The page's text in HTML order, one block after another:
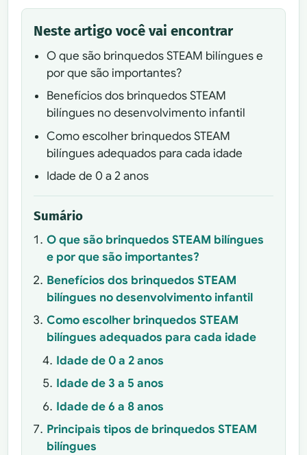
Neste artigo você vai encontrar
O que são brinquedos STEAM bilíngues e
por que são importantes?
Benefícios dos brinquedos STEAM
bilíngues no desenvolvimento infantil
Como escolher brinquedos STEAM
bilíngues adequados para cada idade
Idade de 0 a 2 anos
Sumário
O que são brinquedos STEAM bilíngues
e por que são importantes?
Benefícios dos brinquedos STEAM
bilíngues no desenvolvimento infantil
Como escolher brinquedos STEAM
bilíngues adequados para cada idade
Idade de 0 a 2 anos
Idade de 3 a 5 anos
Idade de 6 a 8 anos
Principais tipos de brinquedos STEAM
bilíngues